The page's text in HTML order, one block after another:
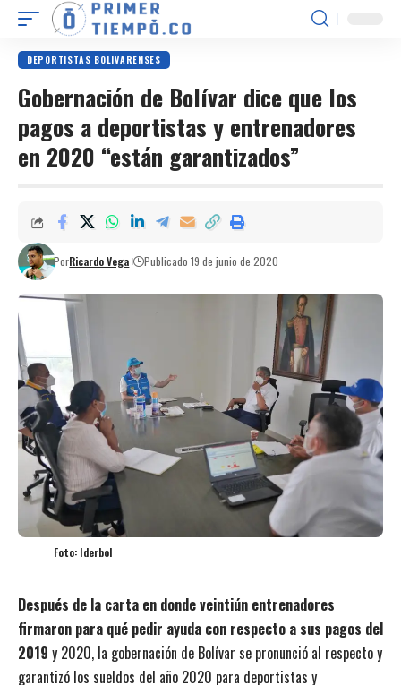
DEPORTISTAS BOLIVARENSES
Gobernación de Bolívar dice que los
pagos a deportistas y entrenadores
en 2020 “están garantizados”
PorRicardo Vega Publicado 19 de junio de 2020
Foto: Iderbol
Después de la carta en donde veintiún entrenadores
firmaron para qué pedir ayuda con respecto a sus pagos del
2019 y 2020, la gobernación de Bolívar se pronunció al respecto y
garantizó los sueldos del año 2020 para deportistas y